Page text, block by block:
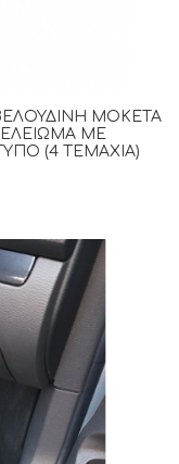
ΜΟΚΈΤΑ
ΜΕ
(4 ΤΕΜΆΧΙΑ)